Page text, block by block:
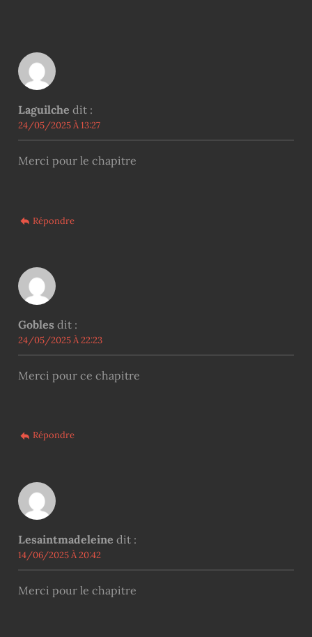
Laguilche dit :
24/05/2025 À 13:27
Merci pour le chapitre
Répondre
Gobles dit :
24/05/2025 À 22:23
Merci pour ce chapitre
Répondre
Lesaintmadeleine dit :
14/06/2025 À 20:42
Merci pour le chapitre